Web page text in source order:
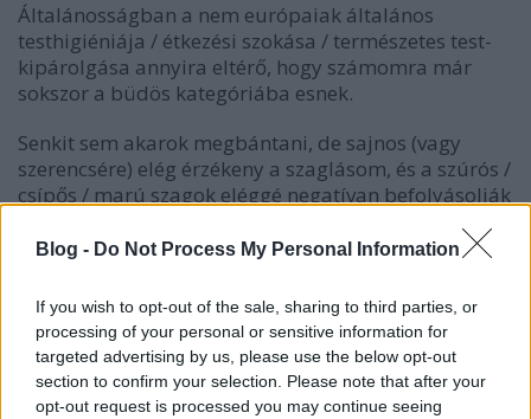
Blog - Do Not Process My Personal Information
If you wish to opt-out of the sale, sharing to third parties, or
processing of your personal or sensitive information for
targeted advertising by us, please use the below opt-out
section to confirm your selection. Please note that after your
opt-out request is processed you may continue seeing
Általánosságban a nem európaiak általános
testhigiéniája / étkezési szokása / természetes test-
kipárolgása annyira eltérő, hogy számomra már
sokszor a büdös kategóriába esnek.
Senkit sem akarok megbántani, de sajnos (vagy
szerencsére) elég érzékeny a szaglásom, és a szúrós /
csípős / marú szagok eléggé negatívan befolyásolják
a tömegközlekedési eszközhöz, és pont velem
szemben áll meg vagy ül le, akkor szinte biztos, hogy
nem állt módjában fogat mosni korábban. Ezt a rám
irányított teli szájjal lihegésből szoktam érezni.
Pechem van a szagokkal kapcsolatban (is).